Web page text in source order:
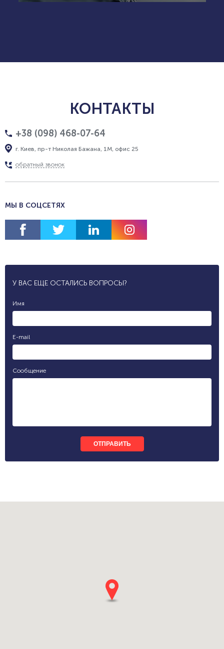
КОНТАКТЫ
+38 (098) 468-07-64
г. Киев, пр-т Николая Бажана, 1М, офис 25
обратный звонок
МЫ В СОЦСЕТЯХ
У ВАС ЕЩЕ ОСТАЛИСЬ ВОПРОСЫ?
Имя
E-mail
Сообщение
ОТПРАВИТЬ